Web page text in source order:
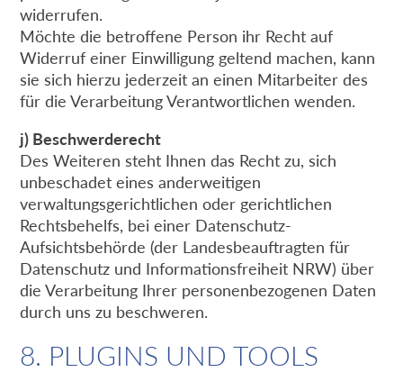
widerrufen.
Möchte die betroffene Person ihr Recht auf
Widerruf einer Einwilligung geltend machen, kann
sie sich hierzu jederzeit an einen Mitarbeiter des
für die Verarbeitung Verantwortlichen wenden.
j) Beschwerderecht
Des Weiteren steht Ihnen das Recht zu, sich
unbeschadet eines anderweitigen
verwaltungsgerichtlichen oder gerichtlichen
Rechtsbehelfs, bei einer Datenschutz-
Aufsichtsbehörde (der Landesbeauftragten für
Datenschutz und Informationsfreiheit NRW) über
die Verarbeitung Ihrer personenbezogenen Daten
durch uns zu beschweren.
8. PLUGINS UND TOOLS